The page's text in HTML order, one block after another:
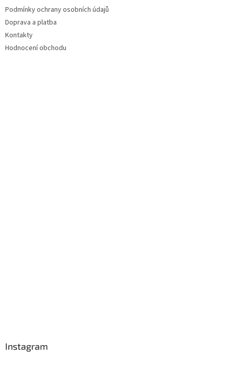
Podmínky ochrany osobních údajů
Doprava a platba
Kontakty
Hodnocení obchodu
Instagram